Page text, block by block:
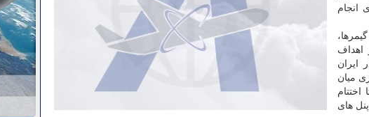
انجام
اهداف
ایران
میان
های